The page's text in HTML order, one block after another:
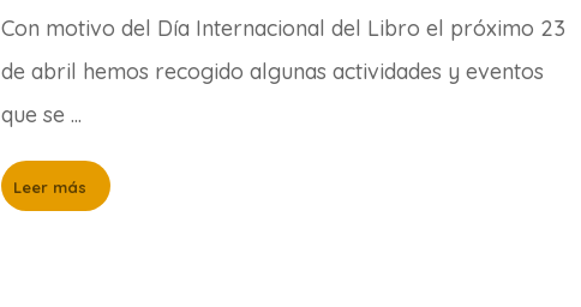
Con motivo del Día Internacional del Libro el próximo 23
de abril hemos recogido algunas actividades y eventos
que se ...
Leer más